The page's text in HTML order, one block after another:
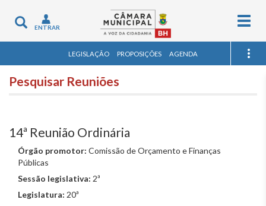
Toggle
navigation
ENTRAR
LEGISLAÇÃO PROPOSIÇÕES AGENDA
Pesquisar Reuniões
14ª Reunião Ordinária
Órgão promotor: Comissão de Orçamento e Finanças
Públicas
Sessão legislativa: 2ª
Legislatura: 20ª